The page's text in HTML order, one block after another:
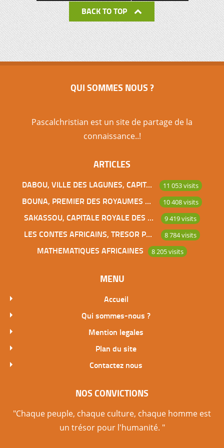
BACK TO TOP
QUI SOMMES NOUS ?
Pascalchristian est un site de partage de la
connaissance..!
ARTICLES
DABOU, VILLE DES LAGUNES, CAPITALE DES ADJOUKROU 11 053 visits
BOUNA, PREMIER DES ROYAUMES DE CÔTE D’IVOIRE 10 408 visits
SAKASSOU, CAPITALE ROYALE DES BAOULES 9 419 visits
LES CONTES AFRICAINS, TRESOR POUR L’HUMANITE 8 784 visits
MATHEMATIQUES AFRICAINES 8 205 visits
MENU
Accueil
Qui sommes-nous ?
Mention legales
Plan du site
Contactez nous
NOS CONVICTIONS
"Chaque peuple, chaque culture, chaque homme est
un trésor pour l'humanité. "